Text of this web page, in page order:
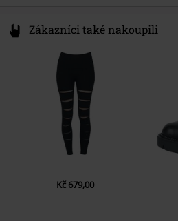
Zákazníci také nakoupili
Kč 679,00